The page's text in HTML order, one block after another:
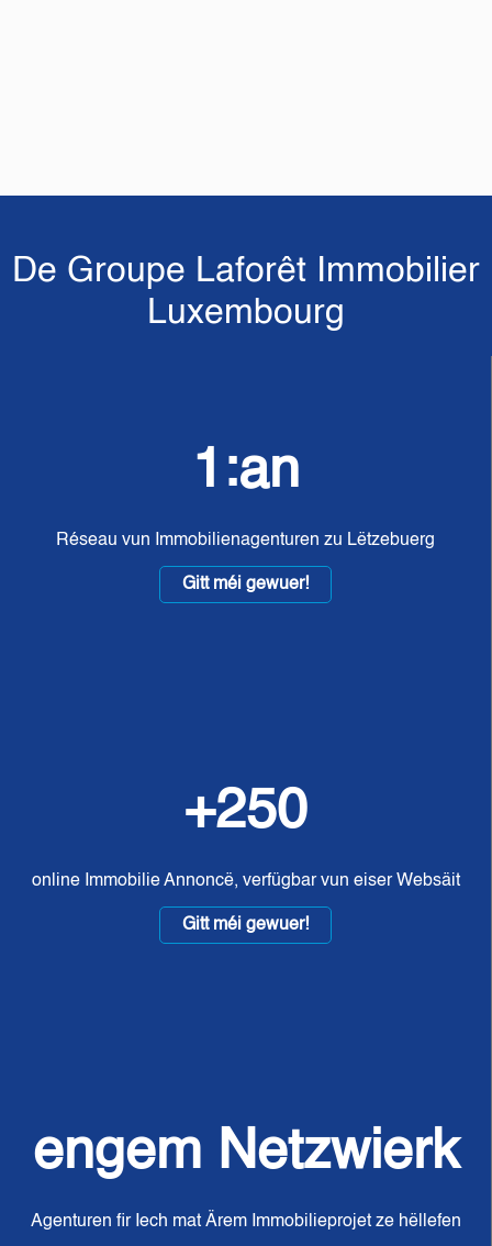
De Groupe Laforêt Immobilier
Luxembourg
1:an
Réseau vun Immobilienagenturen zu Lëtzebuerg
Gitt méi gewuer!
+250
online Immobilie Annoncë, verfügbar vun eiser Websäit
Gitt méi gewuer!
engem Netzwierk
Agenturen fir Iech mat Ärem Immobilieprojet ze hëllefen